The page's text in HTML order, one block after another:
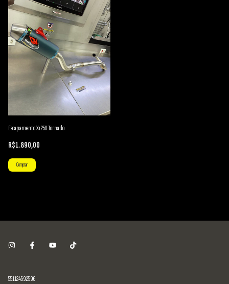
Escapamento Xr250 Tornado
R$1.890,00
Comprar
551124592596